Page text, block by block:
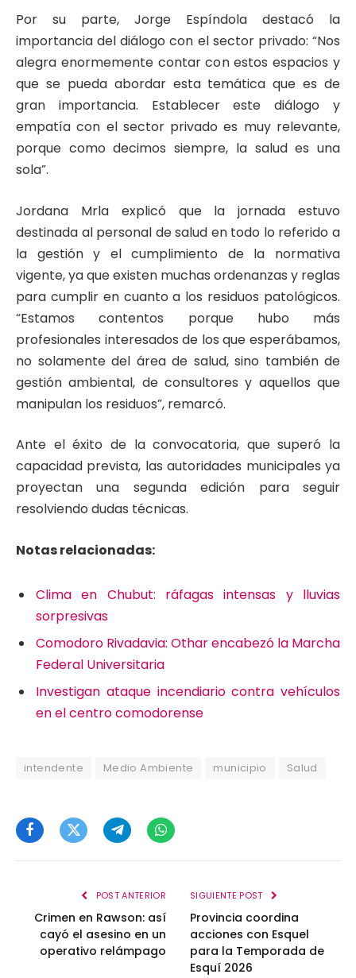
Por su parte, Jorge Espíndola destacó la
importancia del diálogo con el sector privado: “Nos
alegra enormemente contar con estos espacios y
que se pueda abordar esta temática que es de
gran importancia. Establecer este diálogo y
empatía con el sector privado es muy relevante,
porque como decimos siempre, la salud es una
sola”.
Jordana Mrla explicó que la jornada estuvo
destinada al personal de salud en todo lo referido a
la gestión y el cumplimiento de la normativa
vigente, ya que existen muchas ordenanzas y reglas
para cumplir en cuanto a los residuos patológicos.
“Estamos contentos porque hubo más
profesionales interesados de los que esperábamos,
no solamente del área de salud, sino también de
gestión ambiental, de consultores y aquellos que
manipulan los residuos”, remarcó.
Ante el éxito de la convocatoria, que superó la
capacidad prevista, las autoridades municipales ya
proyectan una segunda edición para seguir
resolviendo dudas técnicas.
Notas relacionadas:
Clima en Chubut: ráfagas intensas y lluvias
sorpresivas
Comodoro Rivadavia: Othar encabezó la Marcha
Federal Universitaria
Investigan ataque incendiario contra vehículos
en el centro comodorense
intendente Medio Ambiente municipio Salud
FacebookTwitterTelegramWhatsApp
POST ANTERIOR
Crimen en Rawson: así
cayó el asesino en un
operativo relámpago
SIGUIENTE POST
Provincia coordina
acciones con Esquel
para la Temporada de
Esquí 2026